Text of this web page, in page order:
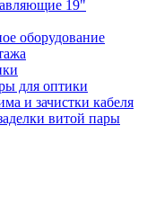
19"
оборудование
для оптики
и зачистки кабеля
витой пары